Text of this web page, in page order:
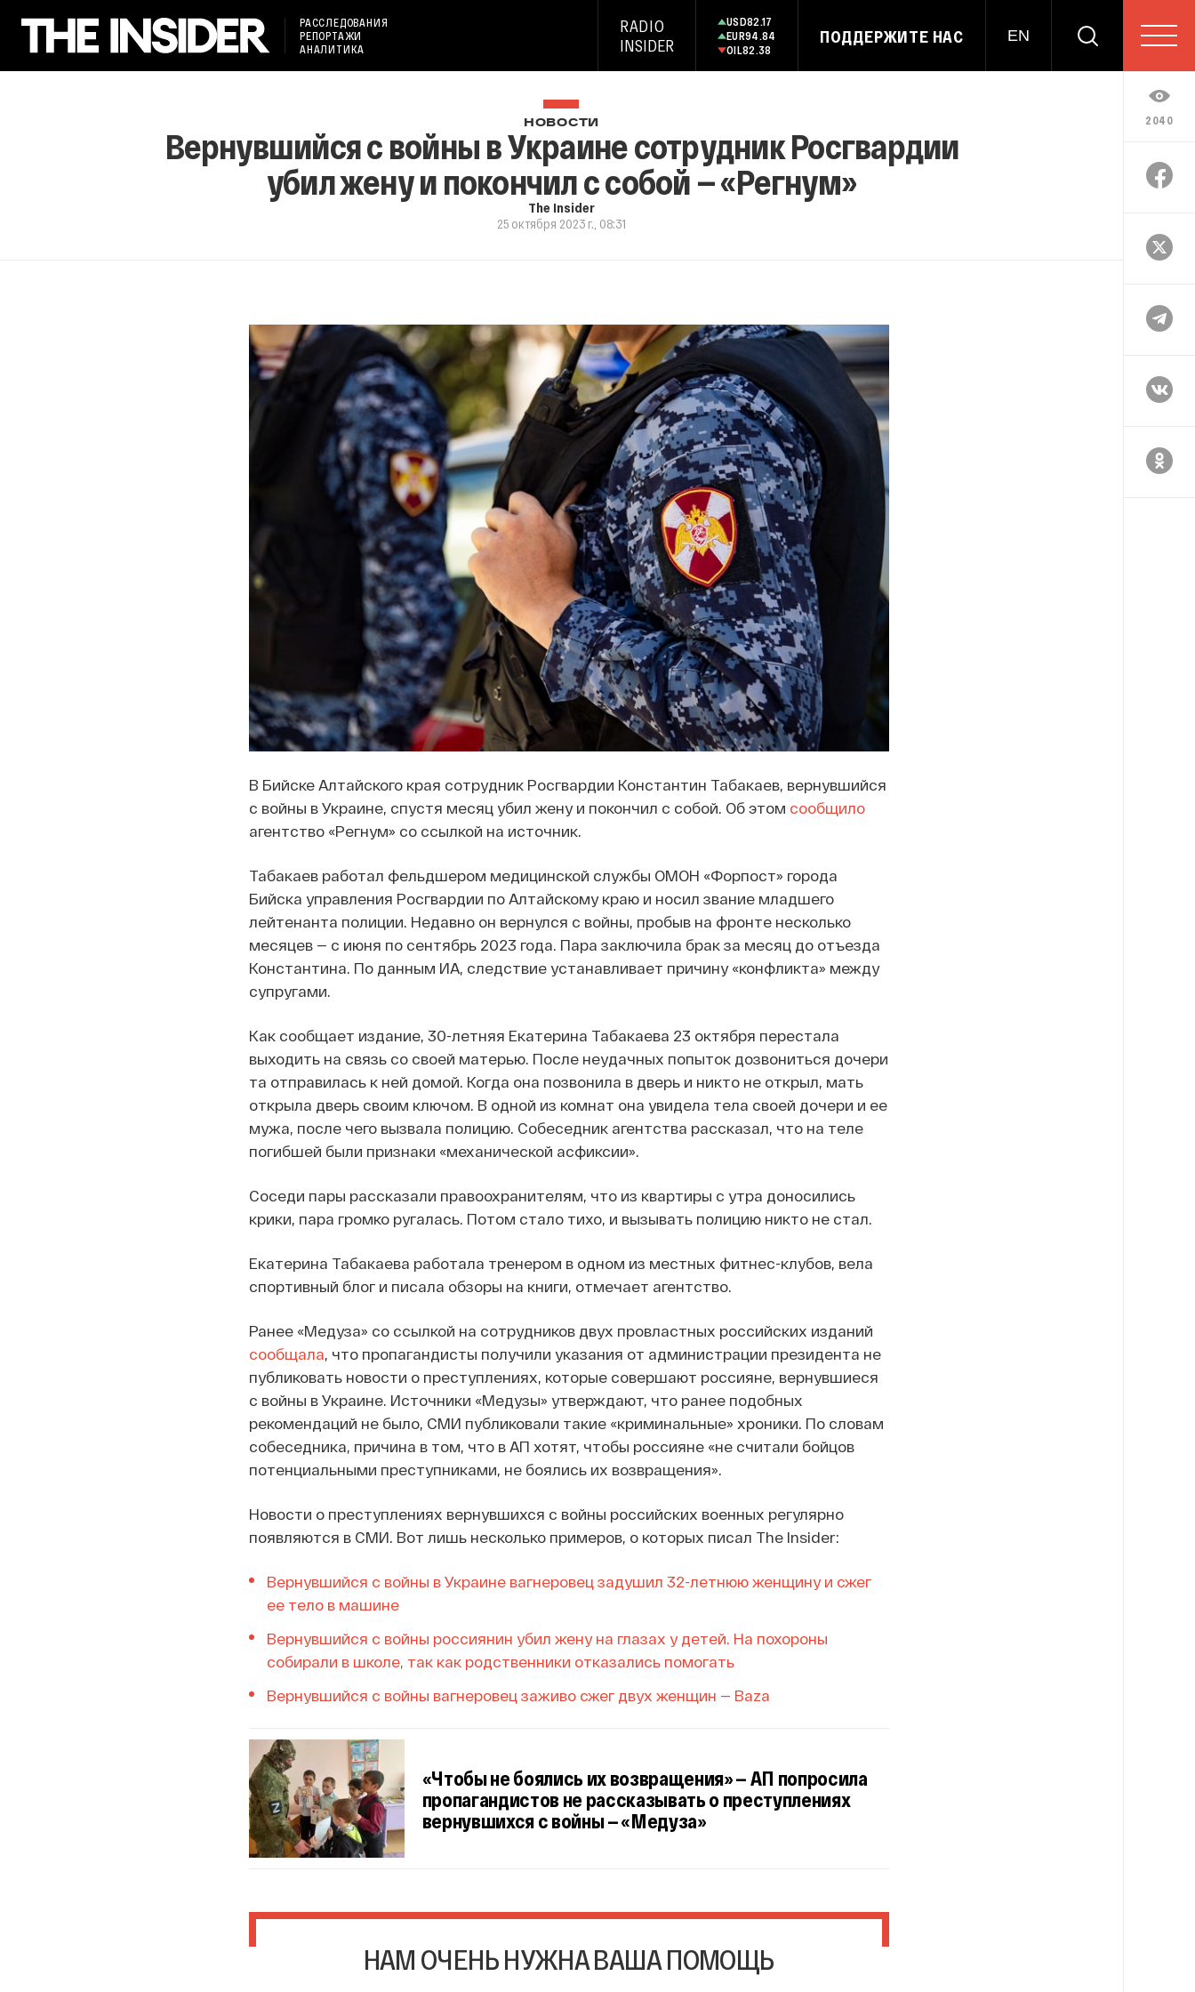
РАССЛЕДОВАНИЯ
РЕПОРТАЖИ
АНАЛИТИКА
RADIO
INSIDER
USD82.17
EUR94.84
OIL82.38
ПОДДЕРЖИТЕ НАС EN
2040
НОВОСТИ
Вернувшийся с войны в Украине сотрудник Росгвардии
убил жену и покончил с собой — «Регнум»
The Insider
25 октября 2023 г., 08:31
В Бийске Алтайского края сотрудник Росгвардии Константин Табакаев, вернувшийся
с войны в Украине, спустя месяц убил жену и покончил с собой. Об этом сообщило
агентство «Регнум» со ссылкой на источник.
Табакаев работал фельдшером медицинской службы ОМОН «Форпост» города
Бийска управления Росгвардии по Алтайскому краю и носил звание младшего
лейтенанта полиции. Недавно он вернулся с войны, пробыв на фронте несколько
месяцев — с июня по сентябрь 2023 года. Пара заключила брак за месяц до отъезда
Константина. По данным ИА, следствие устанавливает причину «конфликта» между
супругами.
Как сообщает издание, 30-летняя Екатерина Табакаева 23 октября перестала
выходить на связь со своей матерью. После неудачных попыток дозвониться дочери
та отправилась к ней домой. Когда она позвонила в дверь и никто не открыл, мать
открыла дверь своим ключом. В одной из комнат она увидела тела своей дочери и ее
мужа, после чего вызвала полицию. Собеседник агентства рассказал, что на теле
погибшей были признаки «механической асфиксии».
Соседи пары рассказали правоохранителям, что из квартиры с утра доносились
крики, пара громко ругалась. Потом стало тихо, и вызывать полицию никто не стал.
Екатерина Табакаева работала тренером в одном из местных фитнес-клубов, вела
спортивный блог и писала обзоры на книги, отмечает агентство.
Ранее «Медуза» со ссылкой на сотрудников двух провластных российских изданий
сообщала, что пропагандисты получили указания от администрации президента не
публиковать новости о преступлениях, которые совершают россияне, вернувшиеся
с войны в Украине. Источники «Медузы» утверждают, что ранее подобных
рекомендаций не было, СМИ публиковали такие «криминальные» хроники. По словам
собеседника, причина в том, что в АП хотят, чтобы россияне «не считали бойцов
потенциальными преступниками, не боялись их возвращения».
Новости о преступлениях вернувшихся с войны российских военных регулярно
появляются в СМИ. Вот лишь несколько примеров, о которых писал The Insider:
Вернувшийся с войны в Украине вагнеровец задушил 32-летнюю женщину и сжег
ее тело в машине
Вернувшийся с войны россиянин убил жену на глазах у детей. На похороны
собирали в школе, так как родственники отказались помогать
Вернувшийся с войны вагнеровец заживо сжег двух женщин — Baza
«Чтобы не боялись их возвращения» — АП попросила
пропагандистов не рассказывать о преступлениях
вернувшихся с войны — «Медуза»
НАМ ОЧЕНЬ НУЖНА ВАША ПОМОЩЬ